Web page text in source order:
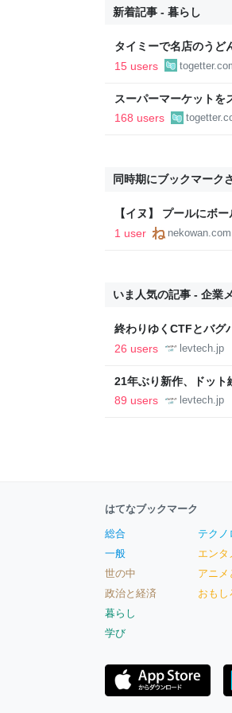
新着記事 - 暮らし
タイミーで名店のうど
せえなあ0.5秒で一皿
15 users
スーパーマーケット
であるべき」「海外で
168 users
同時期にブックマーク
【イヌ】 プールにボ
こうします… : 猫の動
1 user nekowan.com
いま人気の記事 - 企業
終わりゆくCTFとバグ
ること【フォーカス】
26 users levtech.jp
21年ぶり新作、ドット
ついて作者に聞く【フ
89 users levtech.jp
はてなブックマーク
総合
一般
世の中
政治と経済
暮らし
学び
テクノ
エンタ
アニメ
おもし